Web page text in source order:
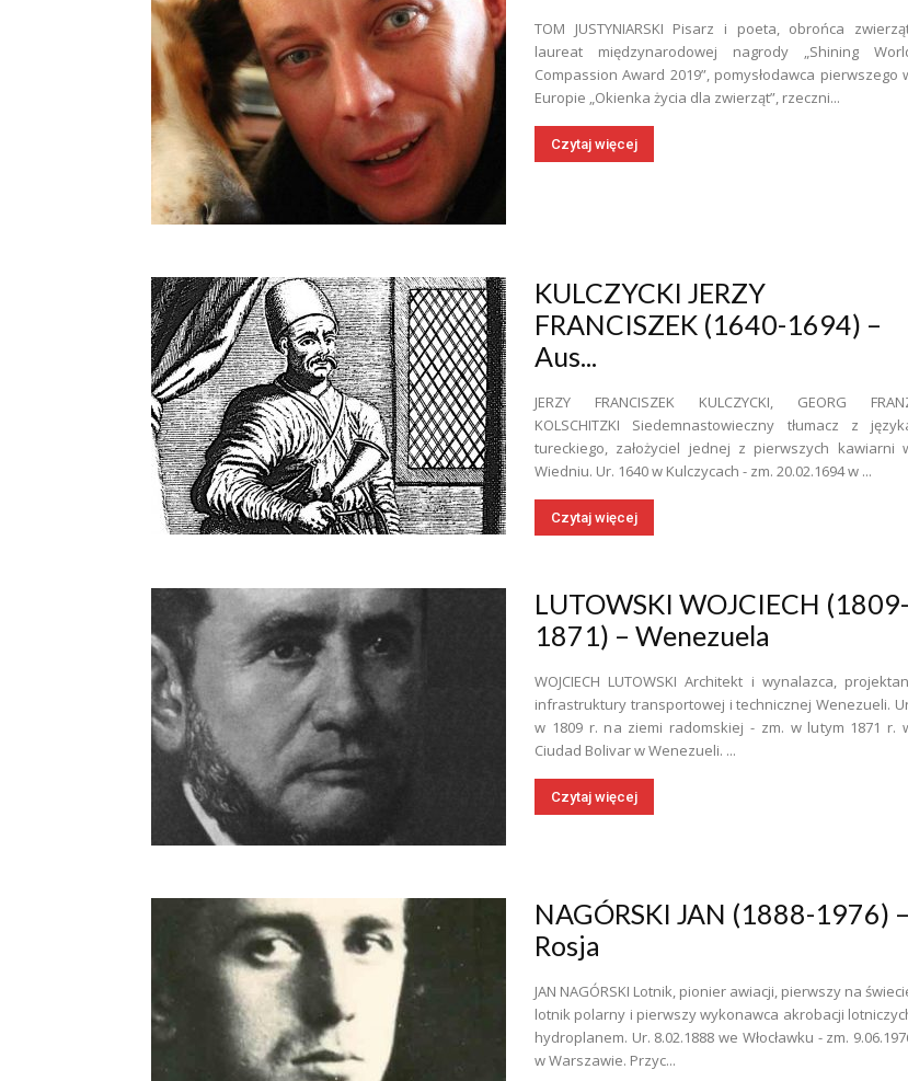
TOM JUSTYNIARSKI Pisarz i poeta, obrońca
laureat międzynarodowej nagrody „Shining
Compassion Award 2019”, pomysłodawca pierwszego
Europie „Okienka życia dla zwierząt”, rzeczni...
Czytaj więcej
KULCZYCKI JERZY
FRANCISZEK (1640-1694) –
Aus...
JERZY FRANCISZEK KULCZYCKI, GEORG
KOLSCHITZKI Siedemnastowieczny tłumacz z
tureckiego, założyciel jednej z pierwszych kawiarni
Wiedniu. Ur. 1640 w Kulczycach - zm. 20.02.1694 w ...
Czytaj więcej
LUTOWSKI WOJCIECH (1809-
1871) – Wenezuela
WOJCIECH LUTOWSKI Architekt i wynalazca,
infrastruktury transportowej i technicznej Wenezueli.
w 1809 r. na ziemi radomskiej - zm. w lutym 1871 r.
Ciudad Bolivar w Wenezueli. ...
Czytaj więcej
NAGÓRSKI JAN (1888-1976) –
Rosja
JAN NAGÓRSKI Lotnik, pionier awiacji, pierwszy na
lotnik polarny i pierwszy wykonawca akrobacji
hydroplanem. Ur. 8.02.1888 we Włocławku - zm.
w Warszawie. Przyc...